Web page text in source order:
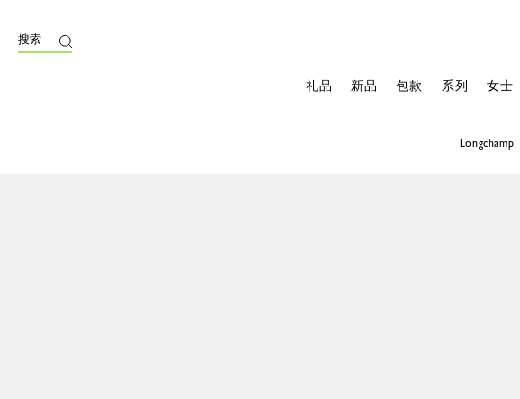
搜索
礼品 新品 包款 系列 女士
Longchamp